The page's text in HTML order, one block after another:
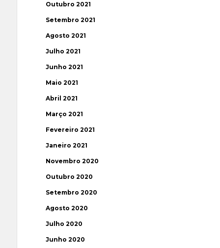
Outubro 2021
Setembro 2021
Agosto 2021
Julho 2021
Junho 2021
Maio 2021
Abril 2021
Março 2021
Fevereiro 2021
Janeiro 2021
Novembro 2020
Outubro 2020
Setembro 2020
Agosto 2020
Julho 2020
Junho 2020